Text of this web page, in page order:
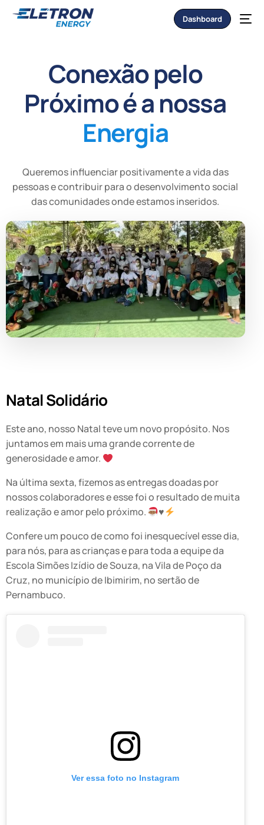
Dashboard
Conexão pelo
Próximo é a nossa
Energia
Queremos influenciar positivamente a vida das
pessoas e contribuir para o desenvolvimento social
das comunidades onde estamos inseridos.
Natal Solidário
Este ano, nosso Natal teve um novo propósito. Nos
juntamos em mais uma grande corrente de
generosidade e amor.
Na última sexta, fizemos as entregas doadas por
nossos colaboradores e esse foi o resultado de muita
realização e amor pelo próximo.
♥️
Confere um pouco de como foi inesquecível esse dia,
para nós, para as crianças e para toda a equipe da
Escola Simões Izídio de Souza, na Vila de Poço da
Cruz, no município de Ibimirim, no sertão de
Pernambuco.
Ver essa foto no Instagram